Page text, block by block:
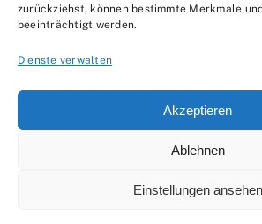
zurückziehst, können bestimmte Merkmale
beeinträchtigt werden.
Dienste verwalten
Akzeptieren
Ablehnen
Einstellungen ansehen
© 2007 - 2026 •by